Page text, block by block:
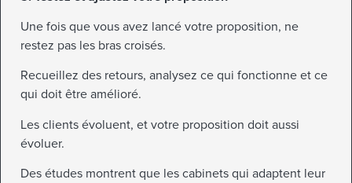
Une fois que vous avez lancé votre proposition, ne
restez pas les bras croisés.
Recueillez des retours, analysez ce qui fonctionne et ce
qui doit être amélioré.
Les clients évoluent, et votre proposition doit aussi
évoluer.
Des études montrent que les cabinets qui adaptent leur